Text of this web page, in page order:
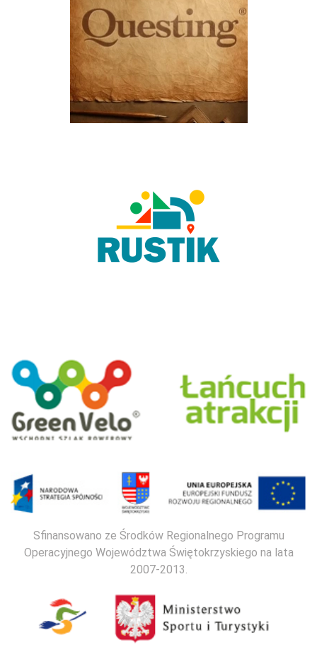
Sfinansowano ze Środków Regionalnego Programu
Operacyjnego Województwa Świętokrzyskiego na lata
2007-2013.